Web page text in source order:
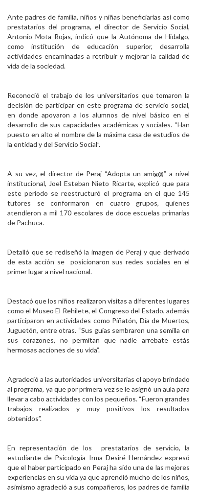
Visitantes
Ante padres de familia, niños y niñas beneficiarias así como
prestatarios del programa, el director de Servicio Social,
Antonio Mota Rojas, indicó que la Autónoma de Hidalgo,
como institución de educación superior, desarrolla
actividades encaminadas a retribuir y mejorar la calidad de
vida de la sociedad.
Reconoció el trabajo de los universitarios que tomaron la
decisión de participar en este programa de servicio social,
en donde apoyaron a los alumnos de nivel básico en el
desarrollo de sus capacidades académicas y sociales. “Han
puesto en alto el nombre de la máxima casa de estudios de
la entidad y del Servicio Social”.
A su vez, el director de Peraj “Adopta un amig@” a nivel
institucional, Joel Esteban Nieto Ricarte, explicó que para
este período se reestructuró el programa en el que 145
tutores se conformaron en cuatro grupos, quienes
atendieron a mil 170 escolares de doce escuelas primarias
de Pachuca.
Detalló que se rediseñó la imagen de Peraj y que derivado
de esta acción se posicionaron sus redes sociales en el
primer lugar a nivel nacional.
Destacó que los niños realizaron visitas a diferentes lugares
como el Museo El Rehilete, el Congreso del Estado, además
participaron en actividades como Piñatón, Día de Muertos,
Juguetón, entre otras. “Sus guías sembraron una semilla en
sus corazones, no permitan que nadie arrebate estás
hermosas acciones de su vida”.
Agradeció a las autoridades universitarias el apoyo brindado
al programa, ya que por primera vez se le asignó un aula para
llevar a cabo actividades con los pequeños. “Fueron grandes
trabajos realizados y muy positivos los resultados
obtenidos”.
En representación de los prestatarios de servicio, la
estudiante de Psicología Irma Desiré Hernández expresó
que el haber participado en Peraj ha sido una de las mejores
experiencias en su vida ya que aprendió mucho de los niños,
asimismo agradeció a sus compañeros, los padres de familia